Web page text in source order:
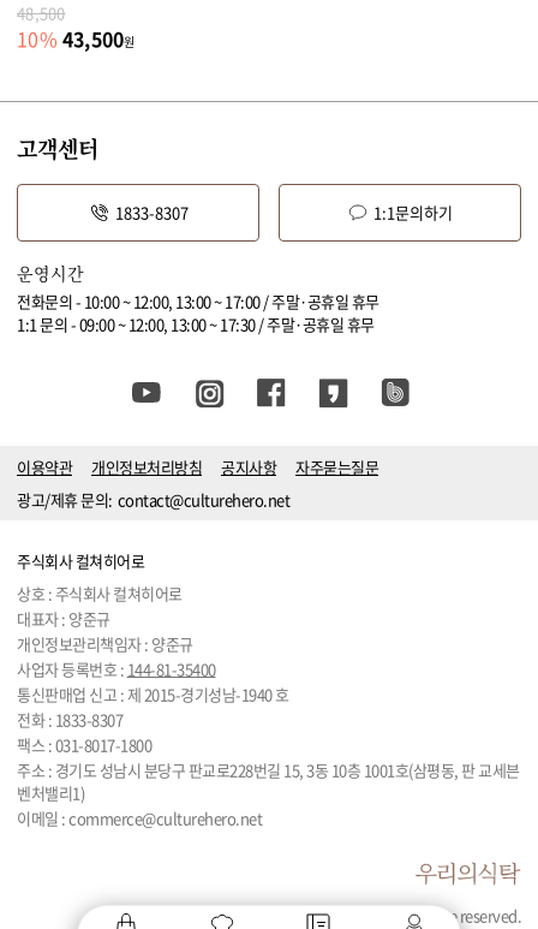
48,500
10% 43,500원
고객센터
1833-8307 1:1문의하기
운영시간
전화문의 - 10:00 ~ 12:00, 13:00 ~ 17:00 / 주말·공휴일 휴무
1:1 문의 - 09:00 ~ 12:00, 13:00 ~ 17:30 / 주말·공휴일 휴무
이용약관 개인정보처리방침 공지사항
자주묻는질문
광고/제휴 문의: contact@culturehero.net
주식회사 컬쳐히어로
상호 : 주식회사 컬쳐히어로
대표자 : 양준규
개인정보관리책임자 : 양준규
사업자 등록번호 : 144-81-35400
통신판매업 신고 : 제 2015-경기성남-1940 호
전화 : 1833-8307
팩스 : 031-8017-1800
주소 : 경기도 성남시 분당구 판교로228번길 15, 3동 10층 1001호(삼평동, 판 교세븐
벤처밸리1)
이메일 :commerce@culturehero.net
© 2024 by Culturehero. All rights are reserved.